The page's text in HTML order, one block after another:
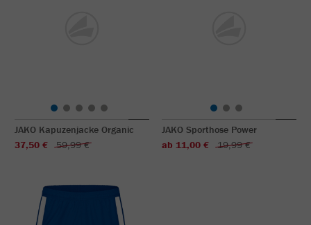
JAKO Kapuzenjacke Organic
37,50 €
59,99 €
JAKO Sporthose Power
ab 11,00 €
19,99 €